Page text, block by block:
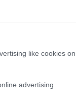
like cookies on
advertising
nem
van
ha
nem